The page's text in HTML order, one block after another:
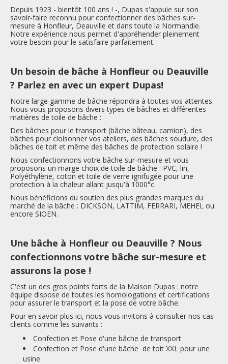
Inscription newsletter
Depuis 1923 - bientôt 100 ans ! -, Dupas s'appuie sur son
savoir-faire reconnu pour confectionner des bâches sur-
mesure à Honfleur, Deauville et dans toute la Normandie.
Notre expérience nous permet d'appréhender pleinement
votre besoin pour le satisfaire parfaitement.
Un besoin de bâche à Honfleur ou Deauville
? Parlez en avec un expert Dupas!
Notre large gamme de bâche répondra à toutes vos attentes.
Nous vous proposons divers types de bâches et différentes
matières de toile de bâche :
Des bâches pour le transport (bâche bâteau, camion), des
bâches pour cloisonner vos ateliers, des bâches soudure, des
bâches de toit et même des bâches de protection solaire !
Nous confectionnons votre bâche sur-mesure et vous
proposons un marge choix de toile de bâche : PVC, lin,
Polyéthylène, coton et toile de verre ignifugée pour une
protection à la chaleur allant jusqu'à 1000°c.
Nous bénéficions du soutien des plus grandes marques du
marché de la bâche : DICKSON, LATTIM, FERRARI, MEHEL ou
encore SIOEN.
Une bâche à Honfleur ou Deauville ? Nous
confectionnons votre bâche sur-mesure et
assurons la pose !
C'est un des gros points forts de la Maison Dupas : notre
équipe dispose de toutes les homologations et certifications
pour assurer le transport et la pose de votre bâche.
Pour en savoir plus ici, nous vous invitons à consulter nos cas
clients comme les suivants :
Confection et Pose d'une bâche de transport
Confection et Pose d'une bâche de toit XXL pour une
usine